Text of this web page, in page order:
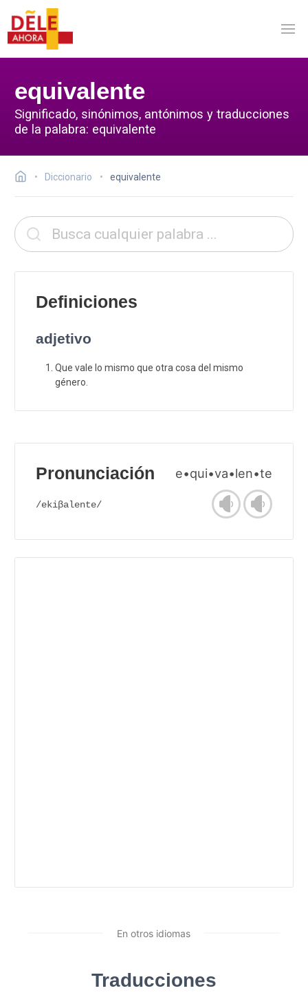
equivalente
Significado, sinónimos, antónimos y traducciones
de la palabra: equivalente
Diccionario equivalente
Definiciones
adjetivo
Que vale lo mismo que otra cosa del mismo
género.
Pronunciación e•qui•va•len•te
/ekiβalente/
En otros idiomas
Traducciones